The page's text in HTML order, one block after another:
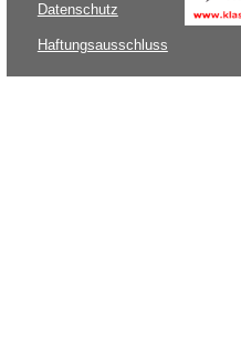
Datenschutz
Haftungsausschluss